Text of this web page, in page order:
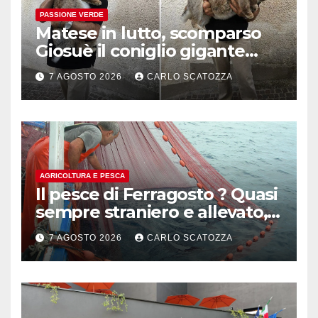
PASSIONE VERDE
Matese in lutto, scomparso
Giosuè il coniglio gigante
pluripremiato
7 AGOSTO 2026 CARLO SCATOZZA
AGRICOLTURA E PESCA
Il pesce di Ferragosto ? Quasi
sempre straniero e allevato,
in sofferenza
7 AGOSTO 2026 CARLO SCATOZZA